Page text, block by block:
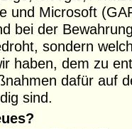
und Microsoft
bei der
sondern
haben, dem zu
dafür auf
sind.